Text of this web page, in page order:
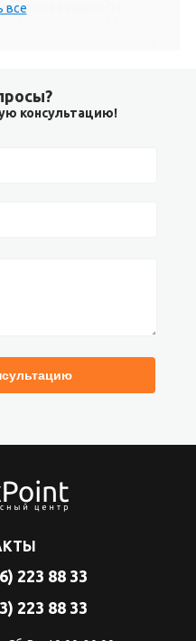
мастера нашего СЦ
высококачественном
обеспечению устранят любые
или прошивкой.
с вами свяжемся в
вопросы и уточнить детали
все
консультацию!
223 88 33
223 88 33